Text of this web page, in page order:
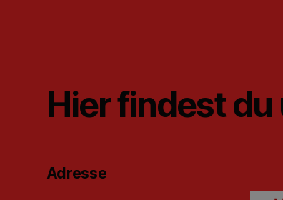
Hier findest du
Adresse